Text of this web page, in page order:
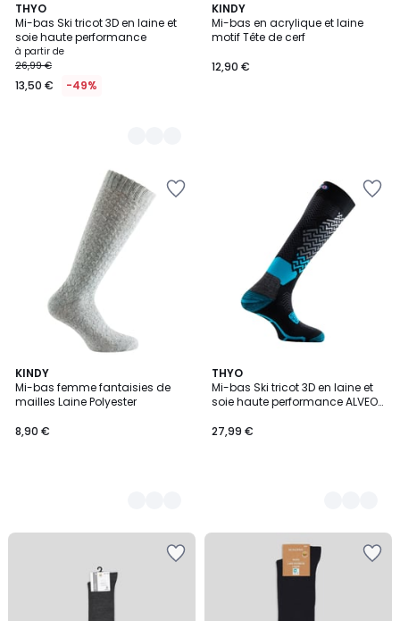
THYO
Mi-bas Ski tricot 3D en laine et
soie haute performance
à partir de
26,99 €
13,50 € -49%
4
Couleurs
KINDY
Mi-bas en acrylique et laine
motif Tête de cerf
12,90 €
KINDY
Mi-bas femme fantaisies de
mailles Laine Polyester
8,90 €
2
Couleurs
THYO
Mi-bas Ski tricot 3D en laine et
soie haute performance ALVEOL
27,99 €
4
Couleurs